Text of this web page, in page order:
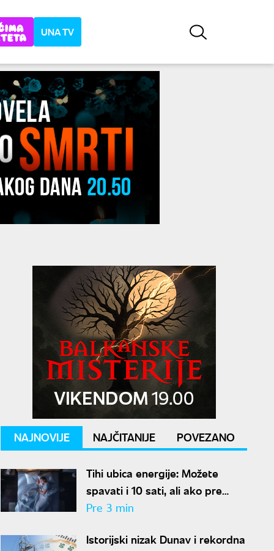
UNA TV
NAJNOVIJE NAJČITANIJE POVEZANO
Tihi ubica energije: Možete
spavati i 10 sati, ali ako pre
kreveta radite ovo, organizam
Pre 3 min
Istorijski nizak Dunav i rekordna